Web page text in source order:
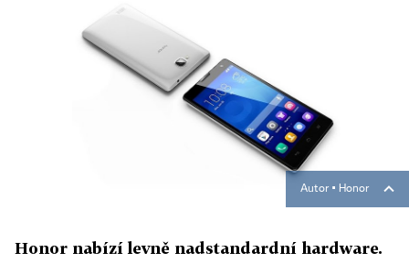
Autor ▪ Honor
Honor nabízí levně nadstandardní hardware.